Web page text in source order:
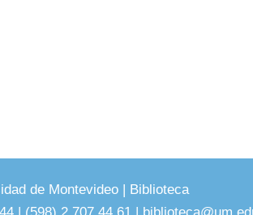
de Montevideo | Biblioteca